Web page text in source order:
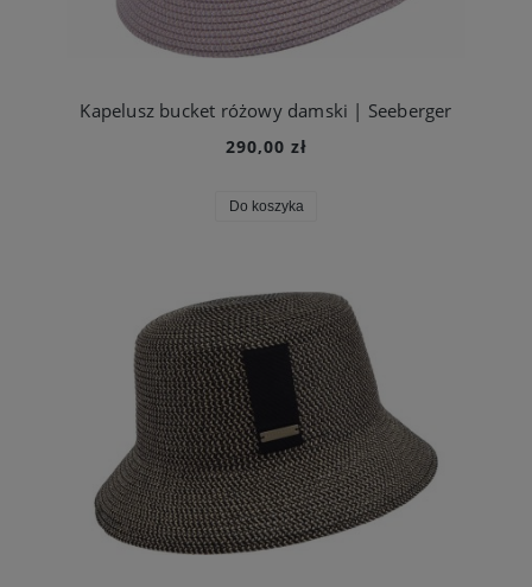
Kapelusz bucket różowy damski | Seeberger
290,00 zł
Do koszyka